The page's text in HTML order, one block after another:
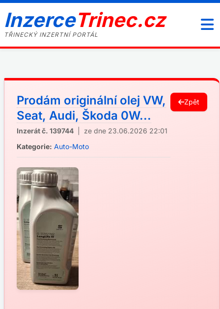
InzerceTrinec.cz
TŘINECKÝ INZERTNÍ PORTÁL
Prodám originální olej VW,
Seat, Audi, Škoda 0W...
Inzerát č. 139744 | ze dne 23.06.2026 22:01
Kategorie: Auto-Moto
Zpět